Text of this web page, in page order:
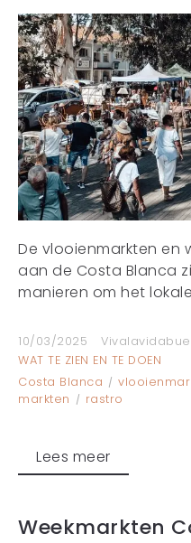
De vlooienmarkten en
aan de Costa Blanca
manieren om het
10/03/2025
WAT TE ZIEN EN TE DOEN
Costa Blanca
markten
rastro
Lees meer
Weekmarkten